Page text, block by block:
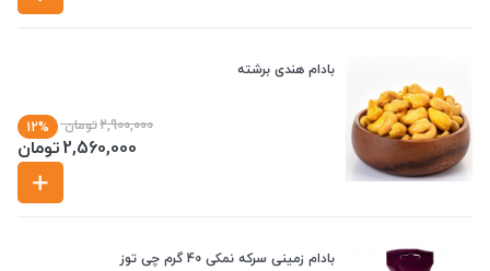
بادام هندی برشته
2,900,000تومان 12%
2,560,000تومان
بادام زمینی سرکه نمکی 40 گرم چی توز